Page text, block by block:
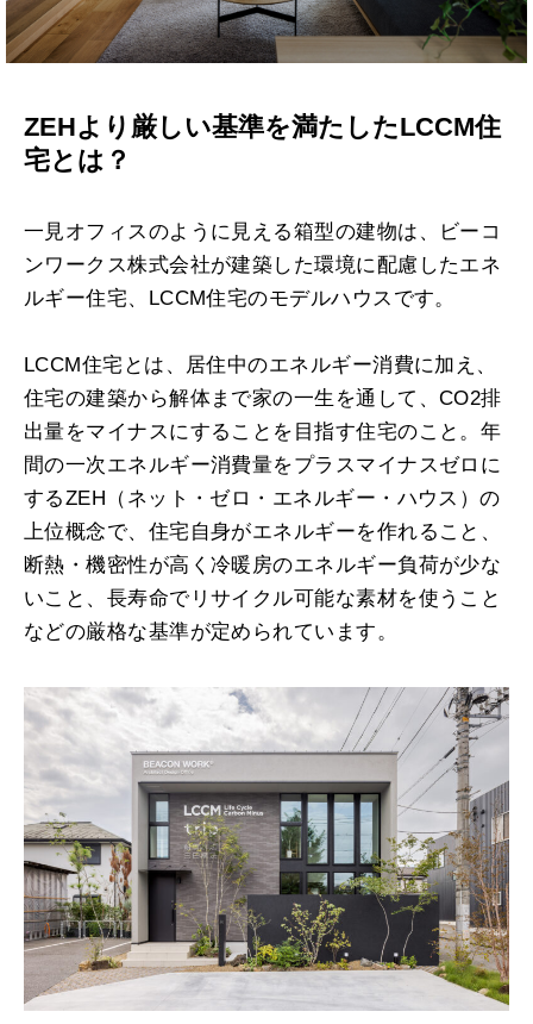
ZEHより厳しい基準を満たしたLCCM住
宅とは？
一見オフィスのように見える箱型の建物は、ビーコ
ンワークス株式会社が建築した環境に配慮したエネ
ルギー住宅、LCCM住宅のモデルハウスです。
LCCM住宅とは、居住中のエネルギー消費に加え、
住宅の建築から解体まで家の一生を通して、CO2排
出量をマイナスにすることを目指す住宅のこと。年
間の一次エネルギー消費量をプラスマイナスゼロに
するZEH（ネット・ゼロ・エネルギー・ハウス）の
上位概念で、住宅自身がエネルギーを作れること、
断熱・機密性が高く冷暖房のエネルギー負荷が少な
いこと、長寿命でリサイクル可能な素材を使うこと
などの厳格な基準が定められています。